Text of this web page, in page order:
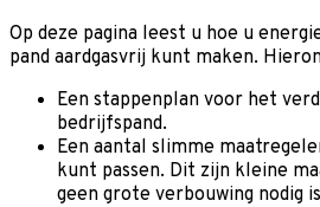
Op deze pagina leest u hoe u
pand aardgasvrij kunt maken.
Een stappenplan voor het
bedrijfspand.
Een aantal slimme
kunt passen. Dit zijn kleine
geen grote verbouwing nodig